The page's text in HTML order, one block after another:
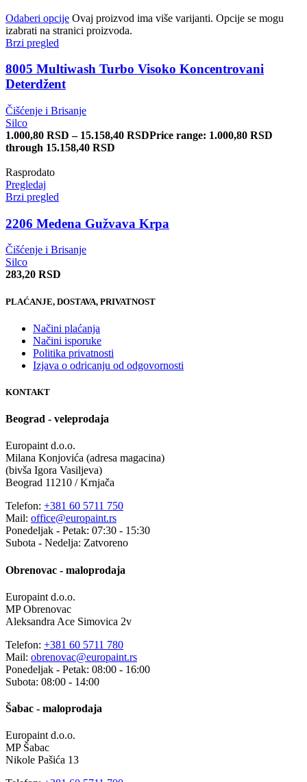
Odaberi opcije Ovaj proizvod ima više varijanti. Opcije se mogu
izabrati na stranici proizvoda.
Brzi pregled
8005 Multiwash Turbo Visoko Koncentrovani
Deterdžent
Čišćenje i Brisanje
Silco
1.000,80 RSD – 15.158,40 RSDPrice range: 1.000,80 RSD
through 15.158,40 RSD
Rasprodato
Pregledaj
Brzi pregled
2206 Medena Gužvava Krpa
Čišćenje i Brisanje
Silco
283,20 RSD
PLAĆANJE, DOSTAVA, PRIVATNOST
Načini plaćanja
Načini isporuke
Politika privatnosti
Izjava o odricanju od odgovornosti
KONTAKT
Beograd - veleprodaja
Europaint d.o.o.
Milana Konjovića (adresa magacina)
(bivša Igora Vasiljeva)
Beograd 11210 / Krnjača
Telefon: +381 60 5711 750
Mail: office@europaint.rs
Ponedeljak - Petak: 07:30 - 15:30
Subota - Nedelja: Zatvoreno
Obrenovac - maloprodaja
Europaint d.o.o.
MP Obrenovac
Aleksandra Ace Simovica 2v
Telefon: +381 60 5711 780
Mail: obrenovac@europaint.rs
Ponedeljak - Petak: 08:00 - 16:00
Subota: 08:00 - 14:00
Šabac - maloprodaja
Europaint d.o.o.
MP Šabac
Nikole Pašića 13